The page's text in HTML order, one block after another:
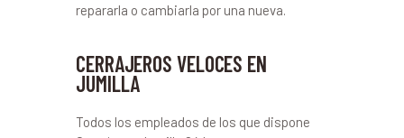
repararla o cambiarla por una nueva.
CERRAJEROS VELOCES EN
JUMILLA
Todos los empleados de los que dispone